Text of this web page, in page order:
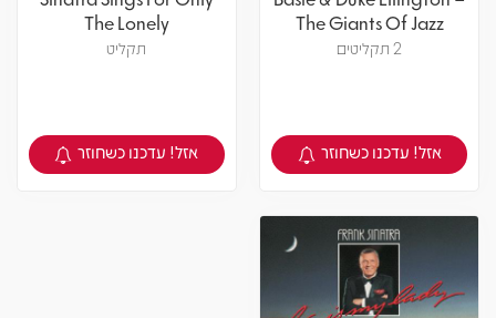
The Giants Of Jazz
2 תקליטים
צפיה במוצר
אזל! עדכנו כשחוזר
The Lonely
תקליט
צפיה במוצר
אזל! עדכנו כשחוזר